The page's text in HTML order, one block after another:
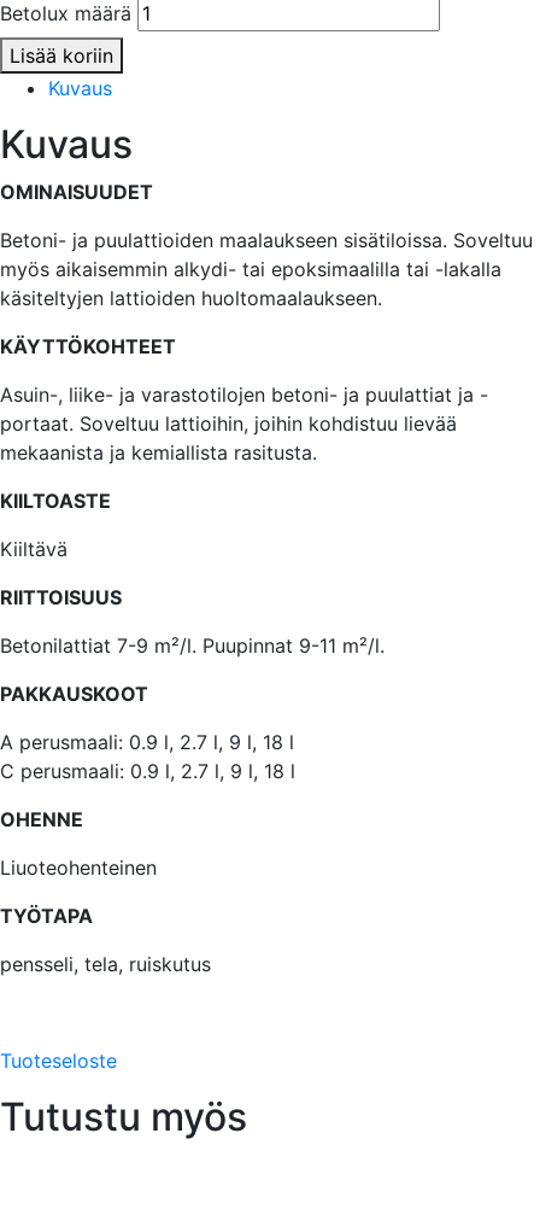
Betolux määrä
Lisää koriin
Kuvaus
Kuvaus
OMINAISUUDET
Betoni- ja puulattioiden maalaukseen sisätiloissa. Soveltuu
myös aikaisemmin alkydi- tai epoksimaalilla tai -lakalla
käsiteltyjen lattioiden huoltomaalaukseen.
KÄYTTÖKOHTEET
Asuin-, liike- ja varastotilojen betoni- ja puulattiat ja -
portaat. Soveltuu lattioihin, joihin kohdistuu lievää
mekaanista ja kemiallista rasitusta.
KIILTOASTE
Kiiltävä
RIITTOISUUS
Betonilattiat 7-9 m²/l. Puupinnat 9-11 m²/l.
PAKKAUSKOOT
A perusmaali: 0.9 l, 2.7 l, 9 l, 18 l
C perusmaali: 0.9 l, 2.7 l, 9 l, 18 l
OHENNE
Liuoteohenteinen
TYÖTAPA
pensseli, tela, ruiskutus
Tuoteseloste
Tutustu myös